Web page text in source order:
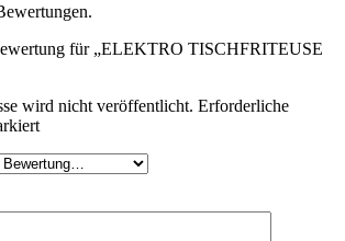
für „ELEKTRO TISCHFRITEUSE
wird nicht veröffentlicht. Erforderliche